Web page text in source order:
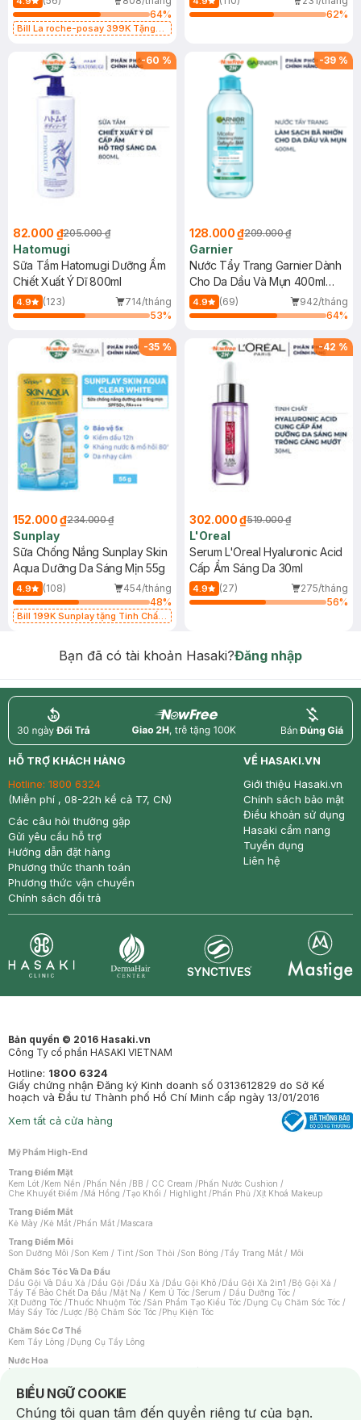
64%
Bill La roche-posay 399K Tặng
(SL có hạn)
62%
-60 %
82.000 ₫205.000 ₫
Hatomugi
Sữa Tắm Hatomugi Dưỡng Ẩm
Chiết Xuất Ý Dĩ 800ml
4.9 (123)
714/tháng
53%
-39 %
128.000 ₫209.000 ₫
Garnier
Nước Tẩy Trang Garnier Dành
Cho Da Dầu Và Mụn 400ml
(Mới)
4.9 (69)
942/tháng
64%
-35 %
152.000 ₫234.000 ₫
Sunplay
Sữa Chống Nắng Sunplay Skin
Aqua Dưỡng Da Sáng Mịn 55g
4.9 (108)
454/tháng
48%
Bill 199K Sunplay tặng Tinh Chất
-42 %
302.000 ₫519.000 ₫
L'Oreal
Serum L'Oreal Hyaluronic Acid
Cấp Ẩm Sáng Da 30ml
4.9 (27)
275/tháng
56%
Bạn đã có tài khoản Hasaki?Đăng nhập
return nowfree price
HỖ TRỢ KHÁCH HÀNG
Hotline: 1800 6324
(Miễn phí , 08-22h kể cả T7, CN)
Các câu hỏi thường gặp
Gửi yêu cầu hỗ trợ
Hướng dẫn đặt hàng
Phương thức thanh toán
Phương thức vận chuyển
Chính sách đổi trả
VỀ HASAKI.VN
Giới thiệu Hasaki.vn
Chính sách bảo mật
Điều khoản sử dụng
Hasaki cẩm nang
Tuyển dụng
Liên hệ
Bản quyền © 2016 Hasaki.vn
Công Ty cổ phần HASAKI VIETNAM
Hotline: 1800 6324
Giấy chứng nhận Đăng ký Kinh doanh số 0313612829 do Sở Kế
hoạch và Đầu tư Thành phố Hồ Chí Minh cấp ngày 13/01/2016
Xem tất cả cửa hàng
Mỹ Phẩm High-End
Trang Điểm Mặt
Kem Lót /Kem Nền /Phấn Nền /BB / CC Cream /Phấn Nước Cushion /
Che Khuyết Điểm /Má Hồng /Tạo Khối / Highlight /Phấn Phủ /Xịt Khoá Makeup
Trang Điểm Mắt
Kẻ Mày /Kẻ Mắt /Phấn Mắt /Mascara
Trang Điểm Môi
Son Dưỡng Môi /Son Kem / Tint /Son Thỏi /Son Bóng /Tẩy Trang Mắt / Môi
Chăm Sóc Tóc Và Da Đầu
Dầu Gội Và Dầu Xả /Dầu Gội /Dầu Xả /Dầu Gội Khô /Dầu Gội Xả 2in1 /Bộ Gội Xả /
Tẩy Tế Bào Chết Da Đầu /Mặt Nạ / Kem Ủ Tóc /Serum / Dầu Dưỡng Tóc /
Xịt Dưỡng Tóc /Thuốc Nhuộm Tóc /Sản Phẩm Tạo Kiểu Tóc /Dụng Cụ Chăm Sóc Tóc /
Máy Sấy Tóc /Lược /Bộ Chăm Sóc Tóc /Phụ Kiện Tóc
Chăm Sóc Cơ Thể
Kem Tẩy Lông /Dụng Cụ Tẩy Lông
Nước Hoa
Nước Hoa Nữ
Chăm Sóc Cá Nhân
Chống Muỗi /Khẩu Trang /Máy Massage/Mặt Nạ Xông Hơi /Nước Rửa Tay/
BIỂU NGỮ COOKIE
Notice about cookies usage
Chúng tôi quan tâm đến quyền riêng tư của bạn.